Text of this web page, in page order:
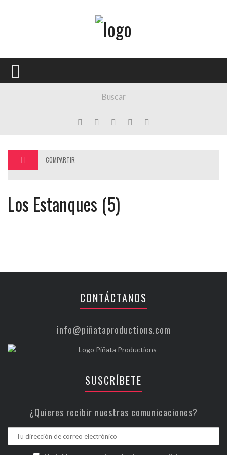
PORTADA
FESTIVALES
EXPOSICIONES
HISTORIAS
COMPARTIR
Los Estanques (5)
CONTÁCTANOS
info@piñataproductions.com
SUSCRÍBETE
¿Quieres recibir nuestras comunicaciones?